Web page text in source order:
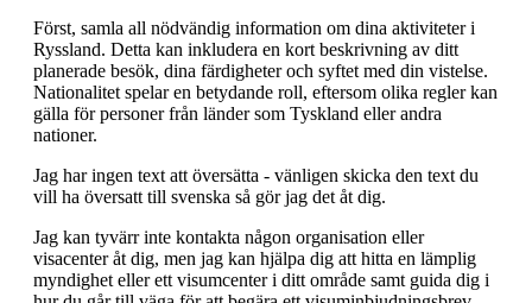
Först, samla all nödvändig information om dina aktiviteter i
Ryssland. Detta kan inkludera en kort beskrivning av ditt
planerade besök, dina färdigheter och syftet med din vistelse.
Nationalitet spelar en betydande roll, eftersom olika regler kan
gälla för personer från länder som Tyskland eller andra
nationer.
Jag har ingen text att översätta - vänligen skicka den text du
vill ha översatt till svenska så gör jag det åt dig.
Jag kan tyvärr inte kontakta någon organisation eller
visacenter åt dig, men jag kan hjälpa dig att hitta en lämplig
myndighet eller ett visumcenter i ditt område samt guida dig i